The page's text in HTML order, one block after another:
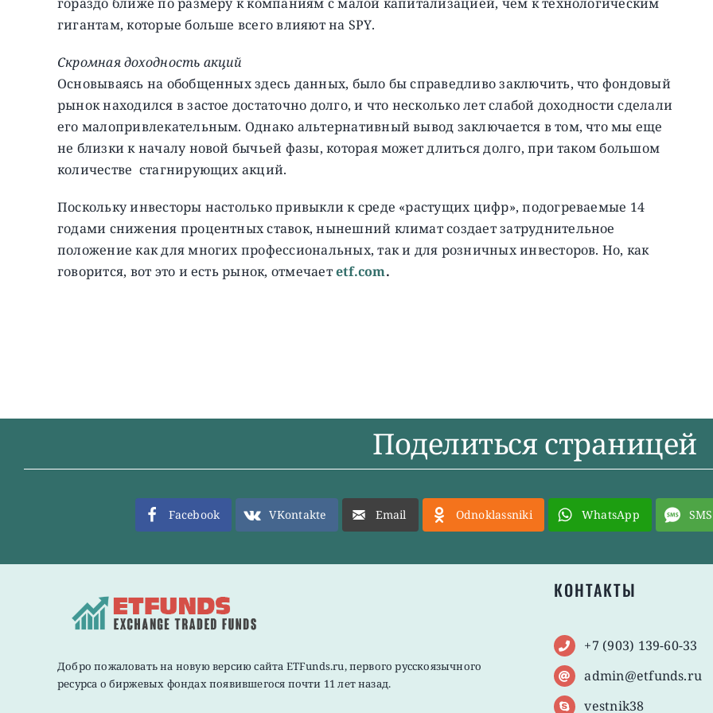
гигантам, которые больше всего влияют на SPY.
Скромная доходность акций
Основываясь на обобщенных здесь данных, было бы справедливо заключить, что фондовый
рынок находился в застое достаточно долго, и что несколько лет слабой доходности сделали
его малопривлекательным. Однако альтернативный вывод заключается в том, что мы еще
не близки к началу новой бычьей фазы, которая может длиться долго, при таком большом
количестве стагнирующих акций.
Поскольку инвесторы настолько привыкли к среде «растущих цифр», подогреваемые 14
годами снижения процентных ставок, нынешний климат создает затруднительное
положение как для многих профессиональных, так и для розничных инвесторов. Но, как
говорится, вот это и есть рынок, отмечаетetf.com.
Поделиться страницей
Facebook VKontakte Email Odnoklassniki WhatsApp SMS
Добро пожаловать на новую версию сайта ETFunds.ru, первого русскоязычного
ресурса о биржевых фондах появившегося почти 11 лет назад.
КОНТАКТЫ
+7 (903) 139-60-33
admin@etfunds.ru
vestnik38